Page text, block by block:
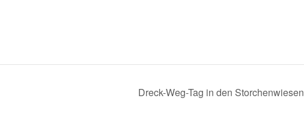
Dreck-Weg-Tag in den Storchenwiesen